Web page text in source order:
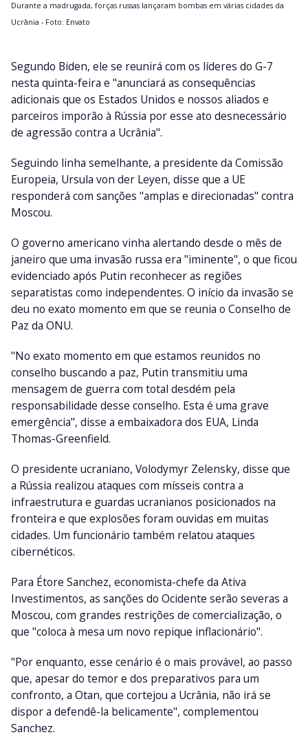
Durante a madrugada, forças russas lançaram bombas em várias cidades da
Ucrânia - Foto: Envato
Segundo Biden, ele se reunirá com os líderes do G-7
nesta quinta-feira e "anunciará as consequências
adicionais que os Estados Unidos e nossos aliados e
parceiros imporão à Rússia por esse ato desnecessário
de agressão contra a Ucrânia".
Seguindo linha semelhante, a presidente da Comissão
Europeia, Ursula von der Leyen, disse que a UE
responderá com sanções "amplas e direcionadas" contra
Moscou.
O governo americano vinha alertando desde o mês de
janeiro que uma invasão russa era "iminente", o que ficou
evidenciado após Putin reconhecer as regiões
separatistas como independentes. O início da invasão se
deu no exato momento em que se reunia o Conselho de
Paz da ONU.
"No exato momento em que estamos reunidos no
conselho buscando a paz, Putin transmitiu uma
mensagem de guerra com total desdém pela
responsabilidade desse conselho. Esta é uma grave
emergência", disse a embaixadora dos EUA, Linda
Thomas-Greenfield.
O presidente ucraniano, Volodymyr Zelensky, disse que
a Rússia realizou ataques com mísseis contra a
infraestrutura e guardas ucranianos posicionados na
fronteira e que explosões foram ouvidas em muitas
cidades. Um funcionário também relatou ataques
cibernéticos.
Para Étore Sanchez, economista-chefe da Ativa
Investimentos, as sanções do Ocidente serão severas a
Moscou, com grandes restrições de comercialização, o
que "coloca à mesa um novo repique inflacionário".
"Por enquanto, esse cenário é o mais provável, ao passo
que, apesar do temor e dos preparativos para um
confronto, a Otan, que cortejou a Ucrânia, não irá se
dispor a defendê-la belicamente", complementou
Sanchez.